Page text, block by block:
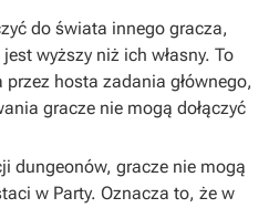
do świata innego gracza,
wyższy niż ich własny. To
hosta zadania głównego,
gracze nie mogą dołączyć
dungeonów, gracze nie mogą
w Party. Oznacza to, że w